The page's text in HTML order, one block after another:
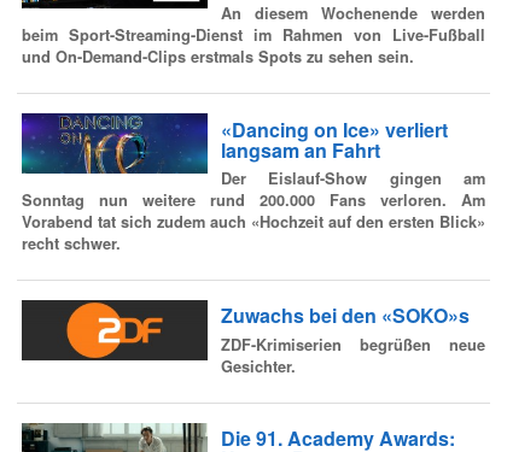
An diesem Wochenende werden
beim Sport-Streaming-Dienst im Rahmen von Live-Fußball
und On-Demand-Clips erstmals Spots zu sehen sein.
«Dancing on Ice» verliert
langsam an Fahrt
Der Eislauf-Show gingen am
Sonntag nun weitere rund 200.000 Fans verloren. Am
Vorabend tat sich zudem auch «Hochzeit auf den ersten Blick»
recht schwer.
Zuwachs bei den «SOKO»s
ZDF-Krimiserien begrüßen neue
Gesichter.
Die 91. Academy Awards: